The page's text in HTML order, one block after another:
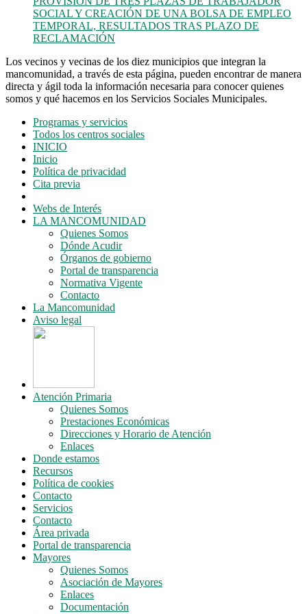
SOCIAL Y CREACIÓN DE UNA BOLSA DE EMPLEO
TEMPORAL, RESULTADOS TRAS PLAZO DE
RECLAMACIÓN
Los vecinos y vecinas de los diez municipios que integran la
mancomunidad, a través de esta página, pueden encontrar de manera
directa y ágil toda la información necesaria para conocer quienes
somos y qué hacemos en los Servicios Sociales Municipales.
Programas y servicios
Todos los centros sociales
INICIO
Inicio
Política de privacidad
Cita previa
Webs de Interés
LA MANCOMUNIDAD
Quienes Somos
Dónde Acudir
Órganos de gobierno
Portal de transparencia
Normativa Vigente
Contacto
La Mancomunidad
Aviso legal
Atención Primaria
Quienes Somos
Prestaciones Económicas
Direcciones y Horario de Atención
Enlaces
Donde estamos
Recursos
Política de cookies
Contacto
Servicios
Contacto
Área privada
Portal de transparencia
Mayores
Quienes Somos
Asociación de Mayores
Enlaces
Documentación